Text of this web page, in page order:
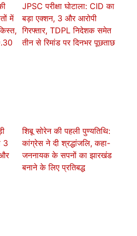
में
JPSC परीक्षा घोटाला: CID का
बड़ा एक्शन, 3 और आरोपी
गिरफ्तार, TDPL निदेशक समेत
तीन से रिमांड पर दिनभर पूछताछ
3
शिबू सोरेन की पहली पुण्यतिथि:
कांग्रेस ने दी श्रद्धांजलि, कहा-
जननायक के सपनों का झारखंड
बनाने के लिए प्रतिबद्ध